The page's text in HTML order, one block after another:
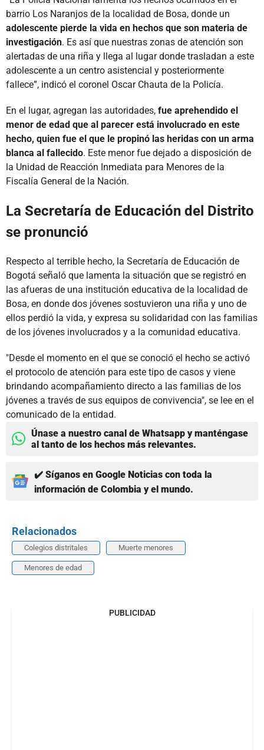
barrio Los Naranjos de la localidad de Bosa, donde un
adolescente pierde la vida en hechos que son materia de
investigación. Es así que nuestras zonas de atención son
alertadas de una riña y llega al lugar donde trasladan a este
adolescente a un centro asistencial y posteriormente
fallece”, indicó el coronel Oscar Chauta de la Policía.
En el lugar, agregan las autoridades, fue aprehendido el
menor de edad que al parecer está involucrado en este
hecho, quien fue el que le propinó las heridas con un arma
blanca al fallecido. Este menor fue dejado a disposición de
la Unidad de Reacción Inmediata para Menores de la
Fiscalía General de la Nación.
La Secretaría de Educación del Distrito
se pronunció
Respecto al terrible hecho, la Secretaría de Educación de
Bogotá señaló que lamenta la situación que se registró en
las afueras de una institución educativa de la localidad de
Bosa, en donde dos jóvenes sostuvieron una riña y uno de
ellos perdió la vida, y expresa su solidaridad con las familias
de los jóvenes involucrados y a la comunidad educativa.
"Desde el momento en el que se conoció el hecho se activó
el protocolo de atención para este tipo de casos y viene
brindando acompañamiento directo a las familias de los
jóvenes a través de sus equipos de convivencia", se lee en el
comunicado de la entidad.
Únase a nuestro canal de Whatsapp y manténgase
al tanto de los hechos más relevantes.
✔️ Síganos en Google Noticias con toda la
información de Colombia y el mundo.
Relacionados
Colegios distritales Muerte menores
Menores de edad
PUBLICIDAD